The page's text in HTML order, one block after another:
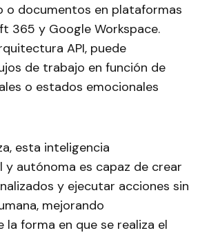
o documentos en plataformas
365 y Google Workspace.
API, puede
de trabajo en función de
o estados emocionales
esta inteligencia
y autónoma es capaz de crear
y ejecutar acciones sin
mejorando
la forma en que se realiza el